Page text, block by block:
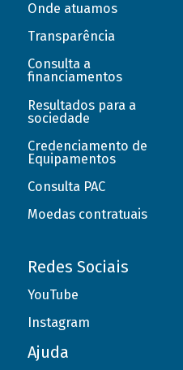
Onde atuamos
Transparência
Consulta a
financiamentos
Resultados para a
sociedade
Credenciamento de
Equipamentos
Consulta PAC
Moedas contratuais
Redes Sociais
YouTube
Instagram
Ajuda